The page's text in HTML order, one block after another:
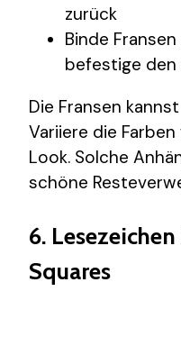
zurück
Binde
befestige den
Die Fransen
Variiere die
Look. Solche
schöne
6.
Squares